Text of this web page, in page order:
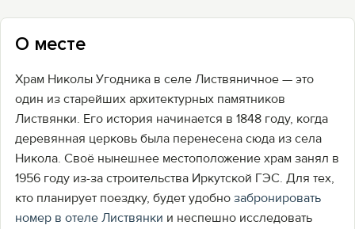
О месте
Храм Николы Угодника в селе Листвяничное — это
один из старейших архитектурных памятников
Листвянки. Его история начинается в 1848 году, когда
деревянная церковь была перенесена сюда из села
Никола. Своё нынешнее местоположение храм занял в
1956 году из-за строительства Иркутской ГЭС. Для тех,
кто планирует поездку, будет удобно забронировать
номер в отеле Листвянки и неспешно исследовать